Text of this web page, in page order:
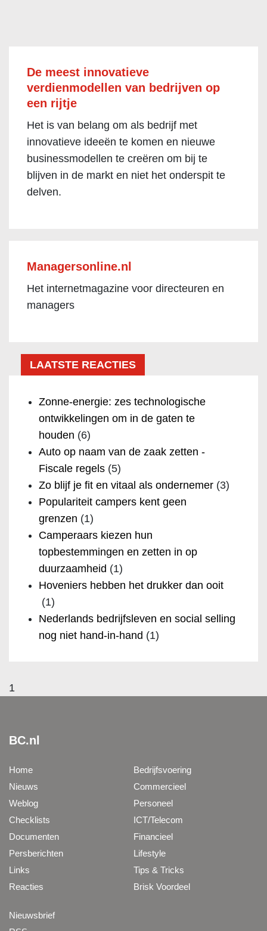
De meest innovatieve
verdienmodellen van bedrijven op
een rijtje
Het is van belang om als bedrijf met
innovatieve ideeën te komen en nieuwe
businessmodellen te creëren om bij te
blijven in de markt en niet het onderspit te
delven.
Managersonline.nl
Het internetmagazine voor directeuren en
managers
LAATSTE REACTIES
Zonne-energie: zes technologische
ontwikkelingen om in de gaten te
houden (6)
Auto op naam van de zaak zetten -
Fiscale regels (5)
Zo blijf je fit en vitaal als ondernemer (3)
Populariteit campers kent geen
grenzen (1)
Camperaars kiezen hun
topbestemmingen en zetten in op
duurzaamheid (1)
Hoveniers hebben het drukker dan ooit
(1)
Nederlands bedrijfsleven en social selling
nog niet hand-in-hand (1)
1
BC.nl
Home
Nieuws
Weblog
Checklists
Documenten
Persberichten
Links
Reacties
Bedrijfsvoering
Commercieel
Personeel
ICT/Telecom
Financieel
Lifestyle
Tips & Tricks
Brisk Voordeel
Nieuwsbrief